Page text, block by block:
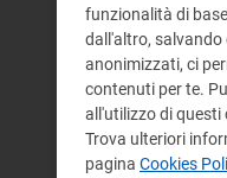
compreso
il 31 marzo
funzionalità di
dall'altro,
anonimizzati, ci
contenuti per te.
all'utilizzo di questi
Trova ulteriori
pagina Cookies